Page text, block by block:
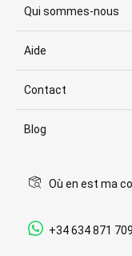
Qui sommes-nous
Aide
Contact
Blog
Où en est ma
+34 634 871 709